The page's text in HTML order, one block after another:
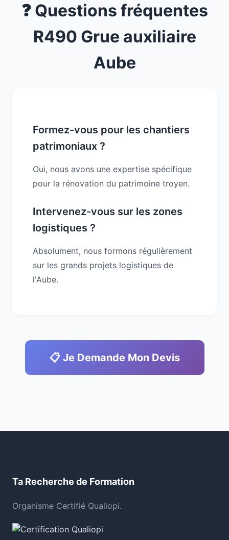
❓ Questions fréquentes
R490 Grue auxiliaire
Aube
Formez-vous pour les chantiers
patrimoniaux ?
Oui, nous avons une expertise spécifique
pour la rénovation du patrimoine troyen.
Intervenez-vous sur les zones
logistiques ?
Absolument, nous formons régulièrement
sur les grands projets logistiques de
l'Aube.
📋 Je Demande Mon Devis
Ta Recherche de Formation
Organisme Certifié Qualiopi.